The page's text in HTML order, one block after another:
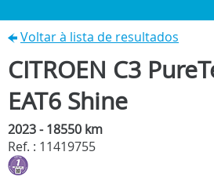
Voltar à lista de resultados
CITROEN C3
EAT6 Shine
2023 - 18550 km
Ref. : 11419755